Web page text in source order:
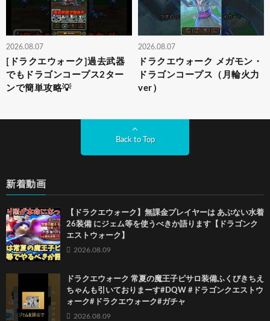
2026.08.07
[ドラクエウォーク]過去武器
でもドラゴンコープス2ター
ンで簡単攻略💡
2026.08.07
ドラクエウォーク メガモン・
ドラゴンコープス（月輪火力
ver）
Back to Top
新着動画
【ドラクエウォーク】無課金プレイヤーは あぶない水着
26装備 にジェム等を使うべきか語ります【ドラゴンク
エストウォーク】
2026.08.09
ドラクエウォーク 常夏の魔王子ピサロ装備ふくびきちえ
ちゃんも引いておりまーす#DQW #ドラゴンクエストウ
ォーク#ドラクエウォーク#ガチャ
2026.08.09